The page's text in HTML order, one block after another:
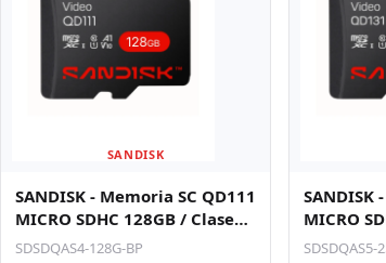
SANDISK
SANDISK - Memoria SC QD111
MICRO SDHC 128GB / Clase
10/ U1 Lectura 100 MB/S / ES
SDSDQAS4-128G-BP
SANDISK
MICRO
10/ U1
SDSDQAS5-